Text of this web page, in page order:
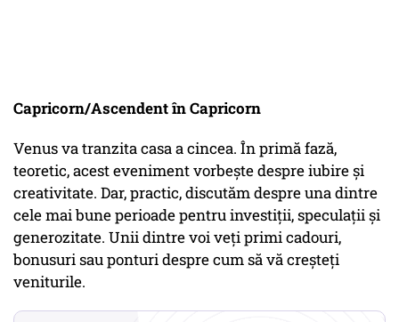
Capricorn/Ascendent în Capricorn
Venus va tranzita casa a cincea. În primă fază,
teoretic, acest eveniment vorbește despre iubire și
creativitate. Dar, practic, discutăm despre una dintre
cele mai bune perioade pentru investiții, speculații și
generozitate. Unii dintre voi veți primi cadouri,
bonusuri sau ponturi despre cum să vă creșteți
veniturile.